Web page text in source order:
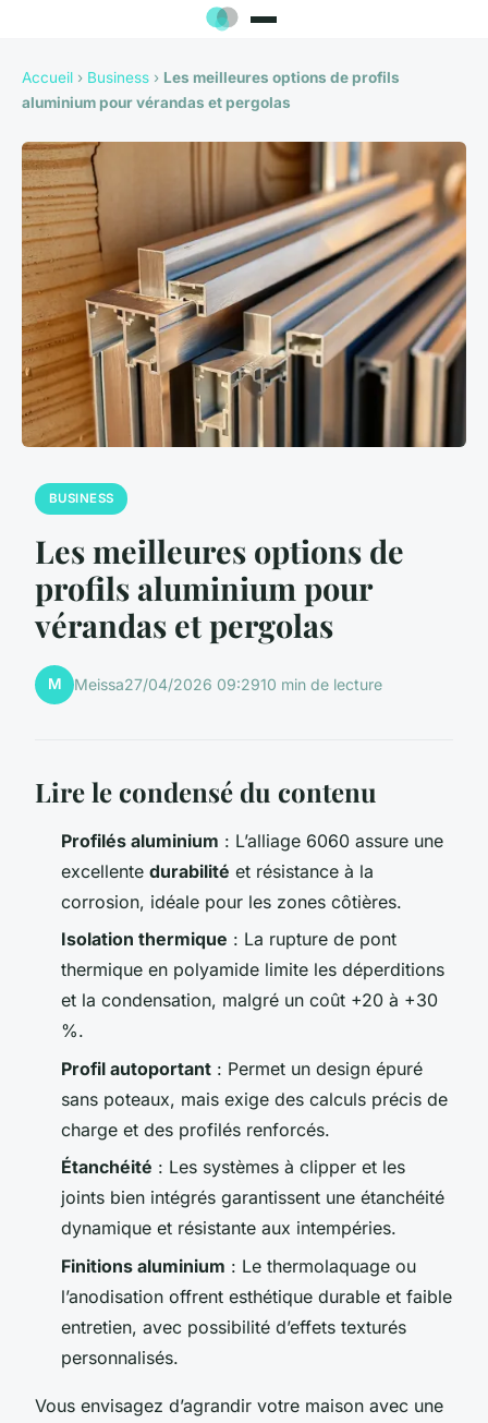
Accueil › Business › Les meilleures options de profils
aluminium pour vérandas et pergolas
BUSINESS
Les meilleures options de
profils aluminium pour
vérandas et pergolas
M Meissa27/04/2026 09:2910 min de lecture
Lire le condensé du contenu
Profilés aluminium : L’alliage 6060 assure une
excellente durabilité et résistance à la
corrosion, idéale pour les zones côtières.
Isolation thermique : La rupture de pont
thermique en polyamide limite les déperditions
et la condensation, malgré un coût +20 à +30
%.
Profil autoportant : Permet un design épuré
sans poteaux, mais exige des calculs précis de
charge et des profilés renforcés.
Étanchéité : Les systèmes à clipper et les
joints bien intégrés garantissent une étanchéité
dynamique et résistante aux intempéries.
Finitions aluminium : Le thermolaquage ou
l’anodisation offrent esthétique durable et faible
entretien, avec possibilité d’effets texturés
personnalisés.
Vous envisagez d’agrandir votre maison avec une